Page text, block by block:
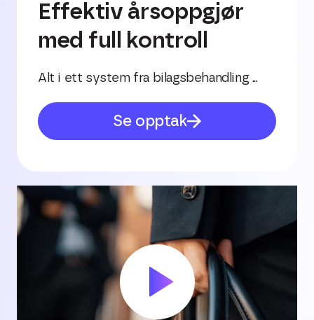
Effektiv årsoppgjør
med full kontroll
Alt i ett system fra bilagsbehandling ...
Se opptak